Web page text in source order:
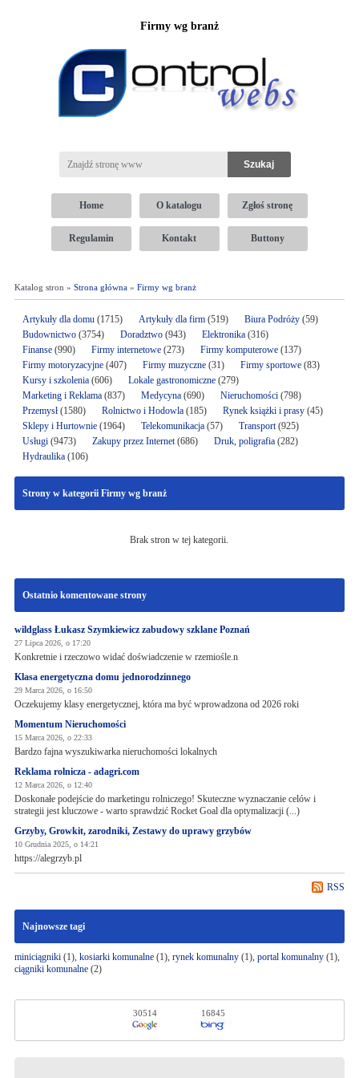
Firmy wg branż
Home O katalogu Zgłoś stronę
Regulamin Kontakt Buttony
Katalog stron » Strona główna» Firmy wg branż
Artykuły dla domu(1715) Artykuły dla firm(519) Biura Podróży(59)
Budownictwo(3754) Doradztwo(943) Elektronika (316)
Finanse(990) Firmy internetowe (273) Firmy komputerowe(137)
Firmy motoryzacyjne(407) Firmy muzyczne(31) Firmy sportowe(83)
Kursy i szkolenia(606) Lokale gastronomiczne(279)
Marketing i Reklama(837) Medycyna(690) Nieruchomości(798)
Przemysł(1580) Rolnictwo i Hodowla(185) Rynek książki i prasy(45)
Sklepy i Hurtownie(1964) Telekomunikacja(57) Transport(925)
Usługi(9473) Zakupy przez Internet(686) Druk, poligrafia(282)
Hydraulika(106)
Strony w kategorii Firmy wg branż
Brak stron w tej kategorii.
Ostatnio komentowane strony
wildglass Łukasz Szymkiewicz zabudowy szklane Poznań
27 Lipca 2026, o 17:20
Konkretnie i rzeczowo widać doświadczenie w rzemiośle.n
Klasa energetyczna domu jednorodzinnego
29 Marca 2026, o 16:50
Oczekujemy klasy energetycznej, która ma być wprowadzona od 2026 roki
Momentum Nieruchomości
15 Marca 2026, o 22:33
Bardzo fajna wyszukiwarka nieruchomości lokalnych
Reklama rolnicza - adagri.com
12 Marca 2026, o 12:40
Doskonałe podejście do marketingu rolniczego! Skuteczne wyznaczanie celów i
strategii jest kluczowe - warto sprawdzić Rocket Goal dla optymalizacji (...)
Grzyby, Growkit, zarodniki, Zestawy do uprawy grzybów
10 Grudnia 2025, o 14:21
https://alegrzyb.pl
RSS
Najnowsze tagi
miniciągniki(1), kosiarki komunalne(1), rynek komunalny(1), portal komunalny(1),
ciągniki komunalne(2)
30514 16845